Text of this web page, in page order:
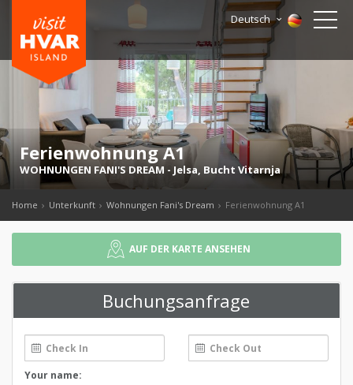
Deutsch
Ferienwohnung A1
WOHNUNGEN FANI'S DREAM - Jelsa, Bucht Vitarnja
Home Unterkunft Wohnungen Fani's Dream Ferienwohnung A1
AUF DER KARTE ANSEHEN
Buchungsanfrage
Your name: